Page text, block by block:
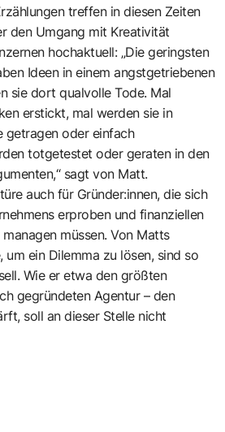
treffen in diesen Zeiten
den Umgang mit Kreativität
hochaktuell: „Die geringsten
Ideen in einem angstgetriebenen
sie dort qualvolle Tode. Mal
erstickt, mal werden sie in
getragen oder einfach
totgetestet oder geraten in den
sagt von Matt.
auch für Gründer:innen, die sich
erproben und finanziellen
müssen. Von Matts
ein Dilemma zu lösen, sind so
Wie er etwa den größten
gegründeten Agentur – den
soll an dieser Stelle nicht